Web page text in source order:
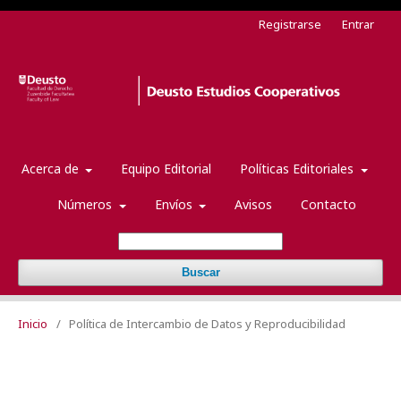
Acerca de Equipo Editorial Políticas Editoriales
Números Envíos Avisos Contacto
Buscar
Registrarse Entrar
Inicio / Política de Intercambio de Datos y Reproducibilidad